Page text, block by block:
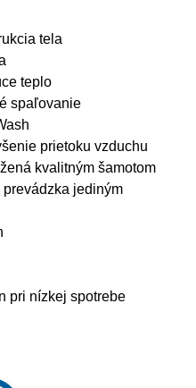
tela
teplo
spaľovanie
prietoku vzduchu
kvalitným šamotom
jediným
pri nízkej spotrebe